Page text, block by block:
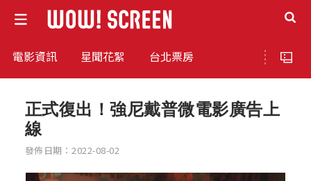
電影資訊 星聞花絮 台北票房
正式復出！強尼戴普微電影廣告上
線
發佈日期：2022-08-02